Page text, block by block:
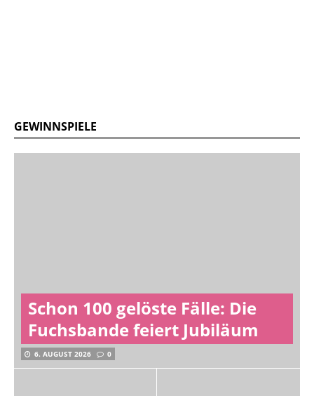
GEWINNSPIELE
Schon 100 gelöste Fälle: Die
Fuchsbande feiert Jubiläum
6. AUGUST 2026 0